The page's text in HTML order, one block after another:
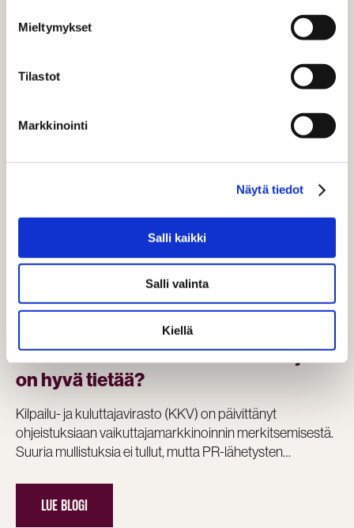
Mieltymykset
Tilastot
Markkinointi
Näytä tiedot
Salli kaikki
Salli valinta
Kiellä
KKV:n uudet linjaukset
vaikuttajamarkkinoinnin
merkitsemiseen – mitä markkinoijan
on hyvä tietää?
Kilpailu- ja kuluttajavirasto (KKV) on päivittänyt
ohjeistuksiaan vaikuttajamarkkinoinnin merkitsemisestä.
Suuria mullistuksia ei tullut, mutta PR-lähetysten…
LUE BLOGI